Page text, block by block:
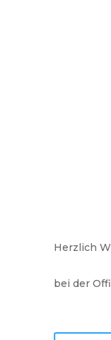
Herzlich
bei der